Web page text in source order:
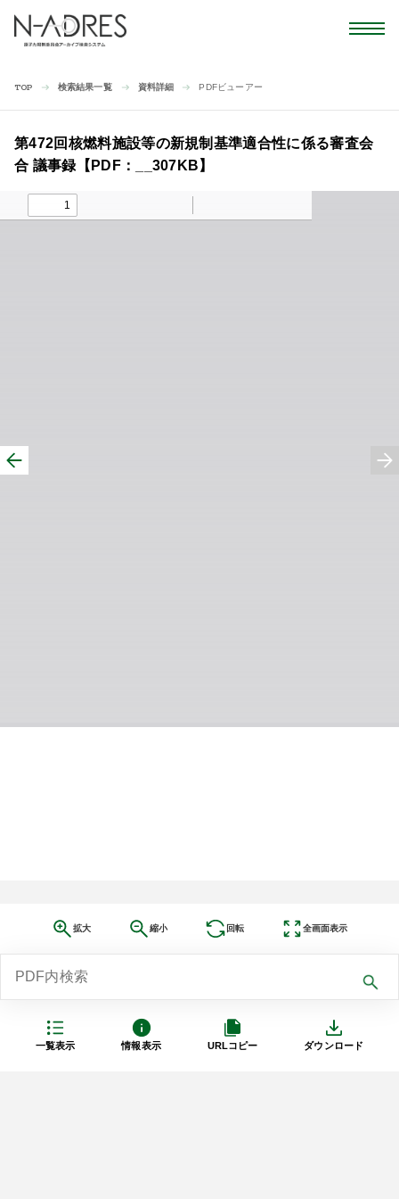
TOP 検索結果一覧 資料詳細 PDFビューアー
一覧表示 情報表示 URLコピー ダウンロード
第472回核燃料施設等の新規制基準適合性に係る審査会
合 議事録【PDF：__307KB】
拡大 縮小 回転 全画面表示